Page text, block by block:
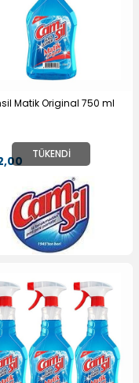
TÜKENDI
Matik Original 750 ml